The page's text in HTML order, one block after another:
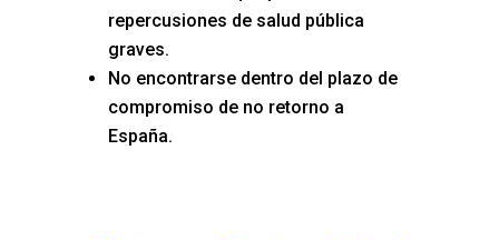
repercusiones de salud pública
graves.
No encontrarse dentro del plazo de
compromiso de no retorno a
España.